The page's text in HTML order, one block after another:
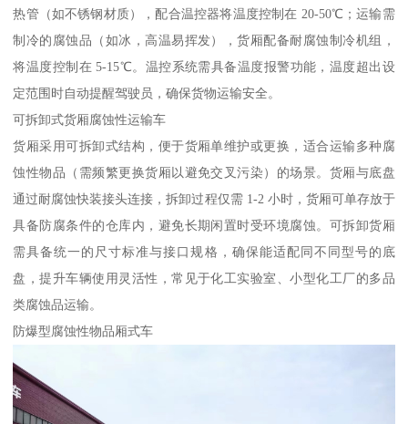
热管（如不锈钢材质），配合温控器将温度控制在 20-50℃；运输需
制冷的腐蚀品（如冰，高温易挥发），货厢配备耐腐蚀制冷机组，
将温度控制在 5-15℃。温控系统需具备温度报警功能，温度超出设
定范围时自动提醒驾驶员，确保货物运输安全。​
可拆卸式货厢腐蚀性运输车​
货厢采用可拆卸式结构，便于货厢单维护或更换，适合运输多种腐
蚀性物品（需频繁更换货厢以避免交叉污染）的场景。货厢与底盘
通过耐腐蚀快装接头连接，拆卸过程仅需 1-2 小时，货厢可单存放于
具备防腐条件的仓库内，避免长期闲置时受环境腐蚀。可拆卸货厢
需具备统一的尺寸标准与接口规格，确保能适配同不同型号的底
盘，提升车辆使用灵活性，常见于化工实验室、小型化工厂的多品
类腐蚀品运输。​
防爆型腐蚀性物品厢式车​